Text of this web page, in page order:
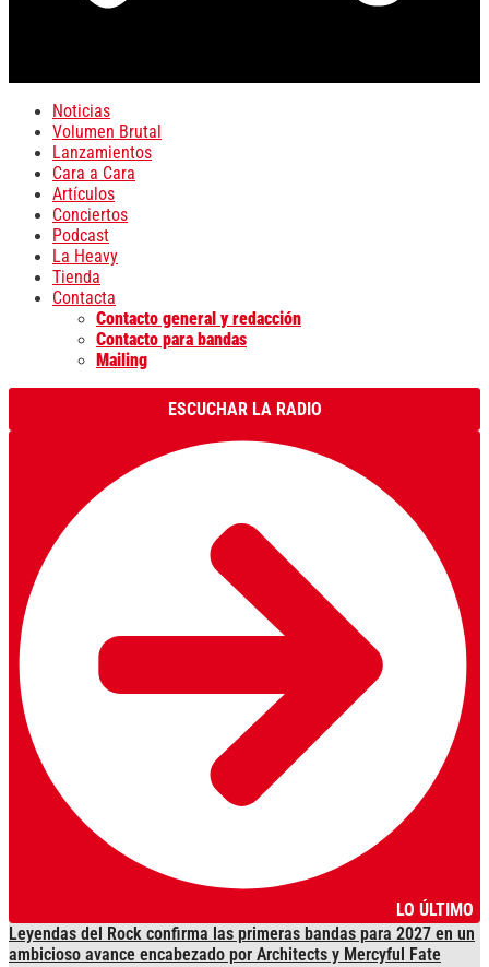
Noticias
Volumen Brutal
Lanzamientos
Cara a Cara
Artículos
Conciertos
Podcast
La Heavy
Tienda
Contacta
Contacto general y redacción
Contacto para bandas
Mailing
ESCUCHAR LA RADIO
LO ÚLTIMO
Leyendas del Rock confirma las primeras bandas para 2027 en un
ambicioso avance encabezado por Architects y Mercyful Fate